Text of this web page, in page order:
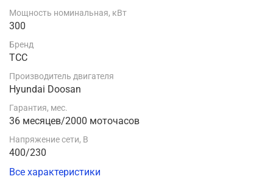
Мощность номинальная, кВт
300
Бренд
ТСС
Производитель двигателя
Hyundai Doosan
Гарантия, мес.
36 месяцев/2000 моточасов
Напряжение сети, В
400/230
Все характеристики